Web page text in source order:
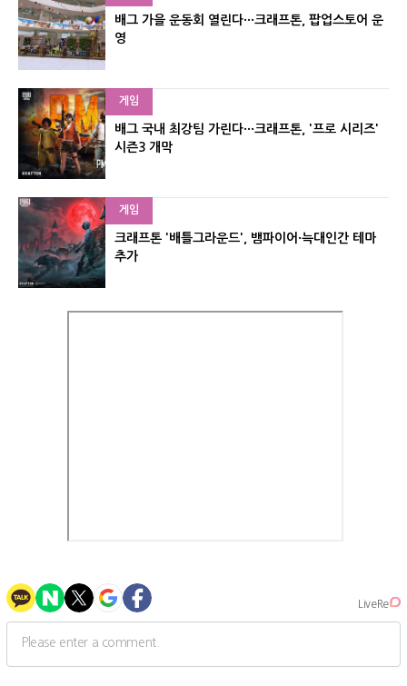
배그 가을 운동회 열린다···크래프톤, 팝업스토어 운
영
게임
배그 국내 최강팀 가린다···크래프톤, '프로 시리즈'
시즌3 개막
게임
크래프톤 '배틀그라운드', 뱀파이어·늑대인간 테마
추가